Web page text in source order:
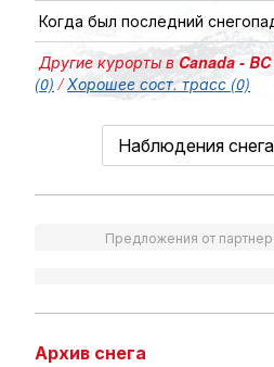
Когда был последний
Другие курорты вCanada - BC
(0) /Хорошее сост. трасс (0)
Наблюдения
Предложения от
Архив снега